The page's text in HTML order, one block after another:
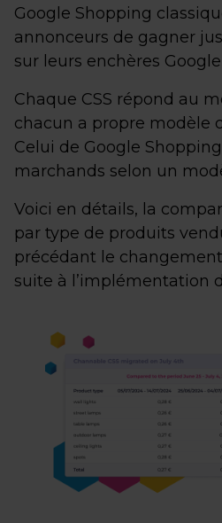
Google Shopping
annonceurs de gagner
sur leurs enchères
Chaque CSS répond au
chacun a propre modèle
Celui de Google
marchands selon un
Voici en détails, la
par type de produits
précédant le
suite à l’implémentation